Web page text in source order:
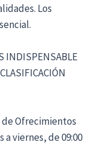
Los
INDISPENSABLE
de Ofrecimientos
viernes, de 09:00